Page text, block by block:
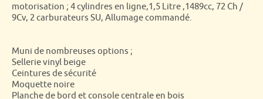
motorisation ; 4 cylindres en ligne,1,5 Litre ,1489cc, 72 Ch /
9Cv, 2 carburateurs SU, Allumage commandé.
Muni de nombreuses options ;
Sellerie vinyl beige
Ceintures de sécurité
Moquette noire
Planche de bord et console centrale en bois